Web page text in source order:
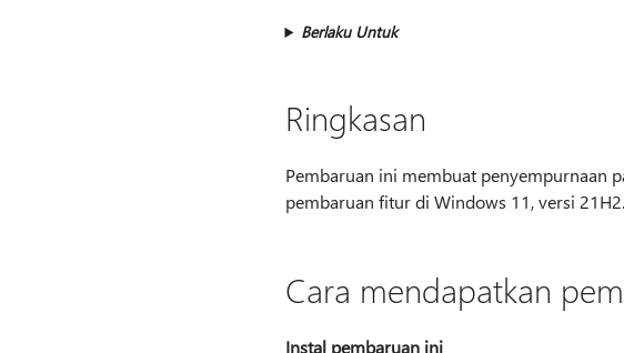
Berlaku Untuk
Ringkasan
Pembaruan ini membuat penyempurnaan
pembaruan fitur di Windows 11, versi 21H2.
Cara mendapatkan
Instal pembaruan ini